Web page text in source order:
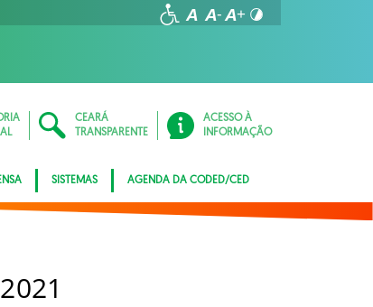
CEARÁ
TRANSPARENTE
ACESSO À
INFORMAÇÃO
SISTEMAS AGENDA DA CODED/CED